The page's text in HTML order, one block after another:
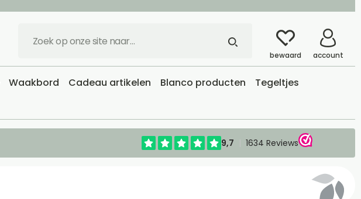
bewaard account
Waakbord Cadeau artikelen Blanco producten
Tegeltjes